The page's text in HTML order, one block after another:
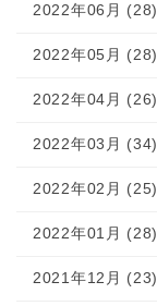
2022年06月 (28)
2022年05月 (28)
2022年04月 (26)
2022年03月 (34)
2022年02月 (25)
2022年01月 (28)
2021年12月 (23)